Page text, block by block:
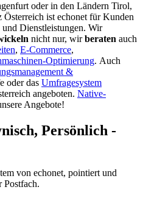
oder in den Ländern Tirol,
ist echonet für Kunden
Dienstleistungen. Wir
nicht nur, wirberaten auch
, E-Commerce,
Optimierung. Auch
&
oder das Umfragesystem
angeboten. Native-
Angebote!
Persönlich -
von echonet, pointiert und
Postfach.